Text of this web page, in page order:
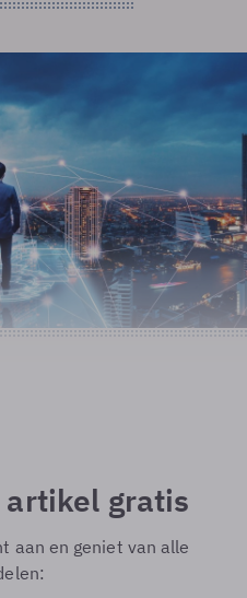
artikel gratis
aan en geniet van alle